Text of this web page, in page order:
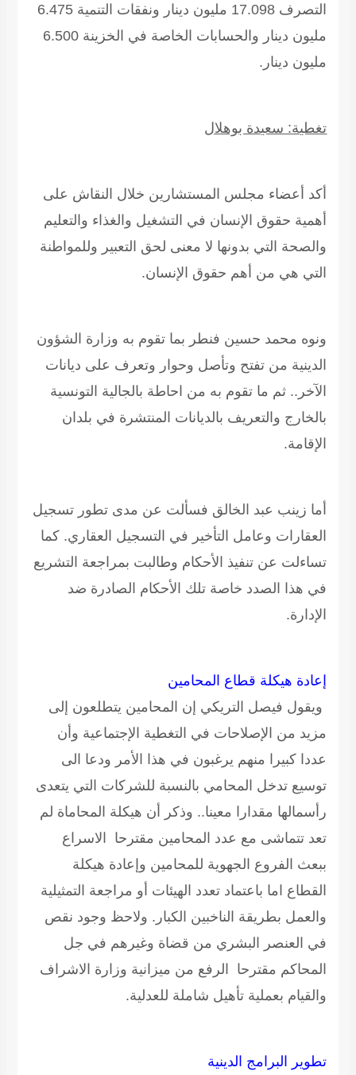
التصرف 17.098 مليون دينار ونفقات التنمية 6.475
مليون دينار والحسابات الخاصة في الخزينة 6.500
مليون دينار.
تغطية: سعيدة بوهلال
أكد أعضاء مجلس المستشارين خلال النقاش على
أهمية حقوق الإنسان في التشغيل والغذاء والتعليم
والصحة التي بدونها لا معنى لحق التعبير وللمواطنة
التي هي من أهم حقوق الإنسان.
ونوه محمد حسين فنطر بما تقوم به وزارة الشؤون
الدينية من تفتح وتأصل وحوار وتعرف على ديانات
الآخر.. ثم ما تقوم به من احاطة بالجالية التونسية
بالخارج والتعريف بالديانات المنتشرة في بلدان
الإقامة.
أما زينب عبد الخالق فسألت عن مدى تطور تسجيل
العقارات وعامل التأخير في التسجيل العقاري. كما
تساءلت عن تنفيذ الأحكام وطالبت بمراجعة التشريع
في هذا الصدد خاصة تلك الأحكام الصادرة ضد
الإدارة.
إعادة هيكلة قطاع المحامين
ويقول فيصل التريكي إن المحامين يتطلعون إلى
مزيد من الإصلاحات في التغطية الإجتماعية وأن
عددا كبيرا منهم يرغبون في هذا الأمر ودعا الى
توسيع تدخل المحامي بالنسبة للشركات التي يتعدى
رأسمالها مقدارا معينا.. وذكر أن هيكلة المحاماة لم
تعد تتماشى مع عدد المحامين مقترحا الاسراع
ببعث الفروع الجهوية للمحامين وإعادة هيكلة
القطاع اما باعتماد تعدد الهيئات أو مراجعة التمثيلية
والعمل بطريقة الناخبين الكبار. ولاحظ وجود نقص
في العنصر البشري من قضاة وغيرهم في جل
المحاكم مقترحا الرفع من ميزانية وزارة الاشراف
والقيام بعملية تأهيل شاملة للعدلية.
تطوير البرامج الدينية